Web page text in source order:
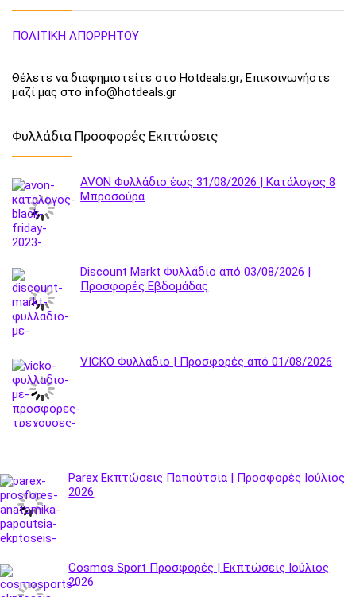
ΠΟΛΙΤΙΚΗ ΑΠΟΡΡΗΤΟΥ
Θέλετε να διαφημιστείτε στο Hotdeals.gr; Επικοινωνήστε
μαζί μας στο info@hotdeals.gr
Φυλλάδια Προσφορές Εκπτώσεις
AVON Φυλλάδιο έως 31/08/2026 | Κατάλογος 8
Μπροσούρα
Discount Markt Φυλλάδιο από 03/08/2026 |
Προσφορές Εβδομάδας
VICKO Φυλλάδιο | Προσφορές από 01/08/2026
Parex Εκπτώσεις Παπούτσια | Προσφορές Ιούλιος
2026
Cosmos Sport Προσφορές | Εκπτώσεις Ιούλιος
2026